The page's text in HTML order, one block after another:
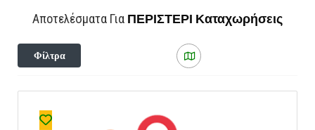
Αποτελέσματα Για ΠΕΡΙΣΤΕΡΙ Καταχωρήσεις
Φίλτρα